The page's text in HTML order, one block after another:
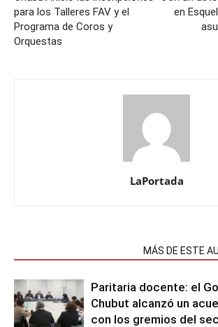
para los Talleres FAV y el
Programa de Coros y
Orquestas
en
LaPortada
MÁS DE ESTE
Paritaria docente: el
Chubut alcanzó un
con los gremios del